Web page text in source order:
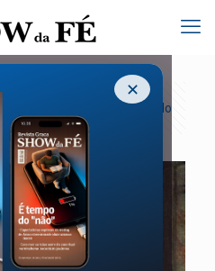
✕
Exibir tudo